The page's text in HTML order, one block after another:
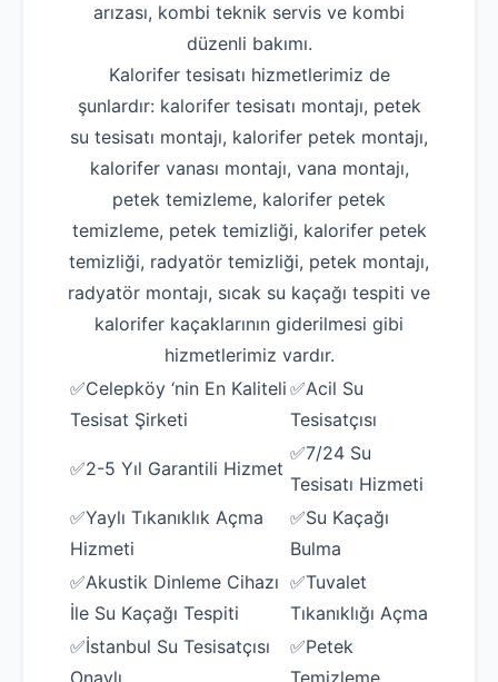
arızası, kombi teknik servis ve kombi
düzenli bakımı.
Kalorifer tesisatı hizmetlerimiz de
şunlardır: kalorifer tesisatı montajı, petek
su tesisatı montajı, kalorifer petek montajı,
kalorifer vanası montajı, vana montajı,
petek temizleme, kalorifer petek
temizleme, petek temizliği, kalorifer petek
temizliği, radyatör temizliği, petek montajı,
radyatör montajı, sıcak su kaçağı tespiti ve
kalorifer kaçaklarının giderilmesi gibi
hizmetlerimiz vardır.
✅Celepköy ‘nin En Kaliteli
Tesisat Şirketi
✅Acil Su
Tesisatçısı
✅2-5 Yıl Garantili Hizmet
✅7/24 Su
Tesisatı Hizmeti
✅Yaylı Tıkanıklık Açma
Hizmeti
✅Su Kaçağı
Bulma
✅Akustik Dinleme Cihazı
İle Su Kaçağı Tespiti
✅Tuvalet
Tıkanıklığı Açma
✅İstanbul Su Tesisatçısı
Onaylı
✅Petek
Temizleme